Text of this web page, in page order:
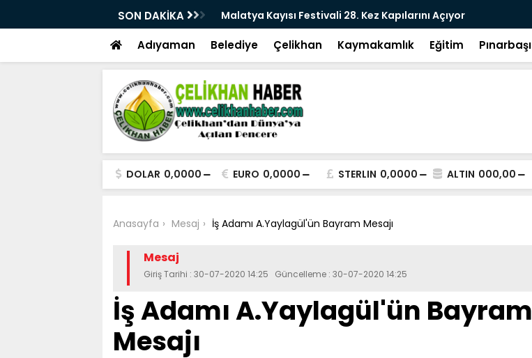
SON DAKİKA
altyapısıyla geleceğe hazırlanıyor Malatya Kayısı Festivali 28. Kez Kapılarını Açıyor
Adıyaman Belediye Çelikhan Kaymakamlık Eğitim Pınarbaşı
DOLAR 0,0000 EURO 0,0000 STERLIN 0,0000 ALTIN 000,00
Anasayfa Mesaj İş Adamı A.Yaylagül'ün Bayram Mesajı
Mesaj
Giriş Tarihi : 30-07-2020 14:25 Güncelleme : 30-07-2020 14:25
İş Adamı A.Yaylagül'ün Bayram
Mesajı